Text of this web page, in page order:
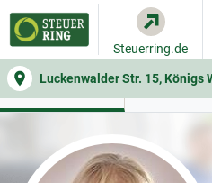
Luckenwalder Str. 15, Königs
Steuerring.de
WER SIE BERÄT